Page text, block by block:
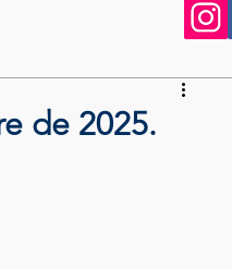
de 2025.